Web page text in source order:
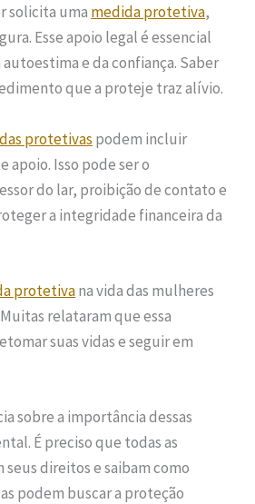
solicita uma medida protetiva,
Esse apoio legal é essencial
e da confiança. Saber
que a proteje traz alívio.
protetivas podem incluir
apoio. Isso pode ser o
do lar, proibição de contato e
a integridade financeira da
protetivana vida das mulheres
relataram que essa
suas vidas e seguir em
sobre a importância dessas
É preciso que todas as
seus direitos e saibam como
podem buscar a proteção